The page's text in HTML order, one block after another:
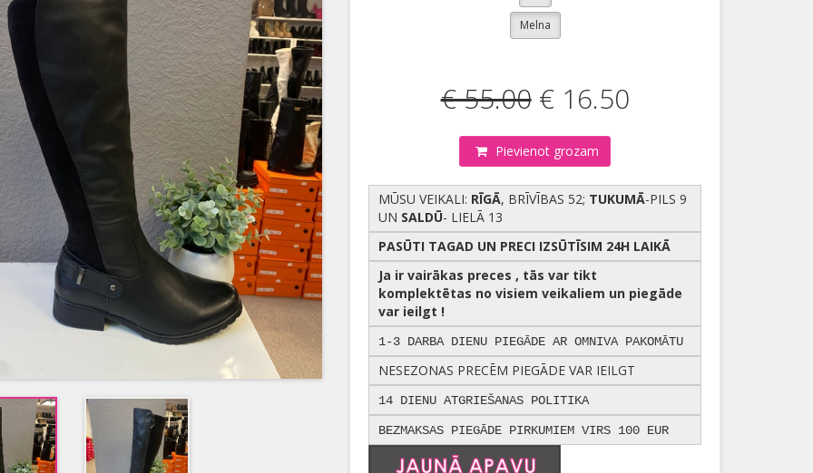
Melna
€ 55.00€ 16.50
Pievienot grozam
MŪSU VEIKALI: RĪGĀ, BRĪVĪBAS 52; TUKUMĀ-PILS 9
UN SALDŪ- LIELĀ 13
PASŪTI TAGAD UN PRECI IZSŪTĪSIM 24H LAIKĀ
Ja ir vairākas preces , tās var tikt
komplektētas no visiem veikaliem un piegāde
var ieilgt !
1-3 DARBA DIENU PIEGĀDE AR OMNIVA PAKOMĀTU
NESEZONAS PRECĒM PIEGĀDE VAR IEILGT
14 DIENU ATGRIEŠANAS POLITIKA
BEZMAKSAS PIEGĀDE PIRKUMIEM VIRS 100 EUR